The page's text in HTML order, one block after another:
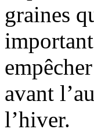
graines
avant
l’hiver.